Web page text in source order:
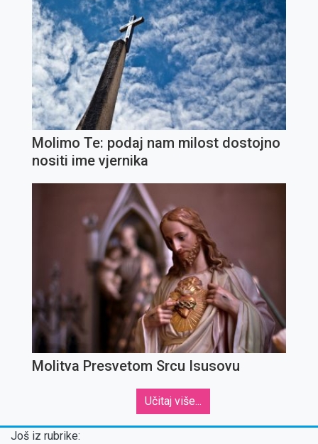
Molimo Te: podaj nam milost dostojno
nositi ime vjernika
Molitva Presvetom Srcu Isusovu
Učitaj više...
Još iz rubrike: